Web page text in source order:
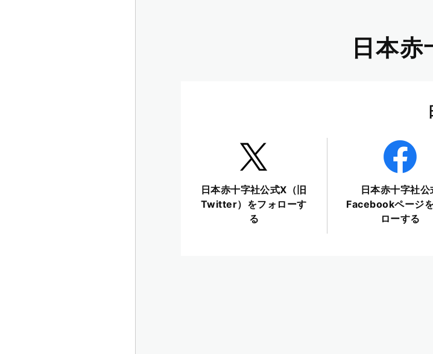
日本赤
日本赤十字社公式X（旧
Twitter）をフォローす
る
日本赤十字社公
Facebookページ
ローする